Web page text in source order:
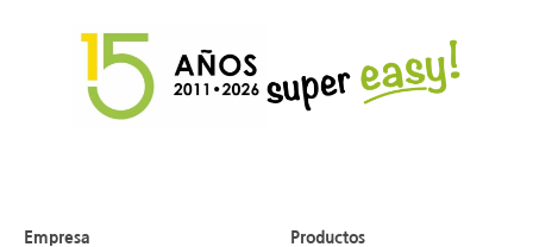
Empresa Productos